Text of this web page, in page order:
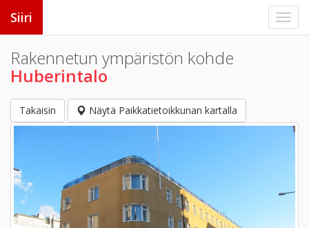
Siiri
Rakennetun ympäristön kohde
Huberintalo
Takaisin Näytä Paikkatietoikkunan kartalla